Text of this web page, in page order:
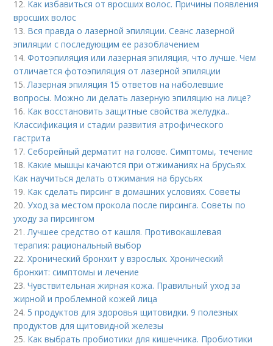
12. Как избавиться от вросших волос. Причины появления
вросших волос
13. Вся правда о лазерной эпиляции. Сеанс лазерной
эпиляции с последующим ее разоблачением
14.Фотоэпиляция или лазерная эпиляция, что лучше. Чем
отличается фотоэпиляция от лазерной эпиляции
15.Лазерная эпиляция 15 ответов на наболевшие
вопросы. Можно ли делать лазерную эпиляцию на лице?
16. Как восстановить защитные свойства желудка..
Классификация и стадии развития атрофического
гастрита
17.Себорейный дерматит на голове. Cимптомы, течение
18. Какие мышцы качаются при отжиманиях на брусьях.
Как научиться делать отжимания на брусьях
19. Как сделать пирсинг в домашних условиях. Советы
20.Уход за местом прокола после пирсинга. Советы по
уходу за пирсингом
21.Лучшее средство от кашля. Противокашлевая
терапия: рациональный выбор
22.Хронический бронхит у взрослых. Хронический
бронхит: симптомы и лечение
23.Чувствительная жирная кожа. Правильный уход за
жирной и проблемной кожей лица
24. 5 продуктов для здоровья щитовидки. 9 полезных
продуктов для щитовидной железы
25. Как выбрать пробиотики для кишечника. Пробиотики